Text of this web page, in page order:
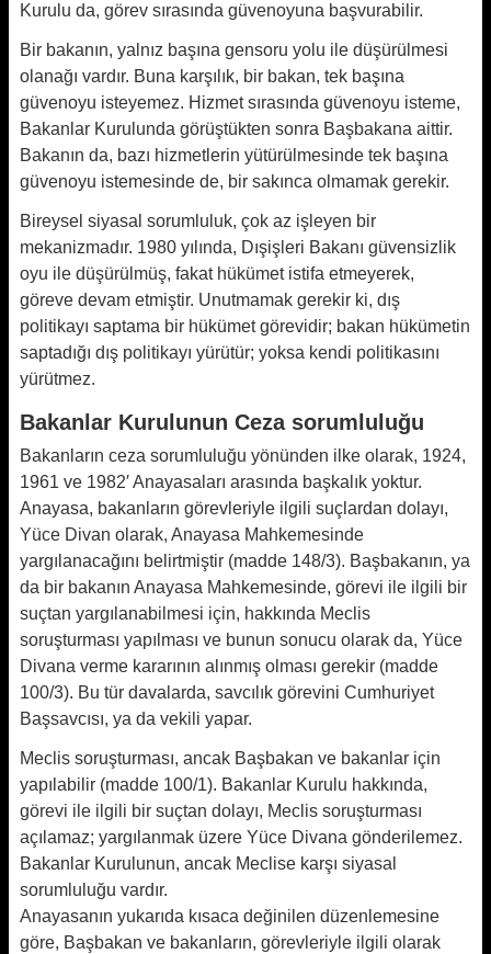
Kurulu da, görev sırasında güvenoyuna başvurabilir.
Bir bakanın, yalnız başına gensoru yolu ile düşürülmesi
olanağı vardır. Buna karşılık, bir bakan, tek başına
güvenoyu isteyemez. Hizmet sırasında güvenoyu isteme,
Bakanlar Kurulunda görüştükten sonra Başbakana aittir.
Bakanın da, bazı hizmetlerin yütürülmesinde tek başına
güvenoyu istemesinde de, bir sakınca olmamak gerekir.
Bireysel siyasal sorumluluk, çok az işleyen bir
mekanizmadır. 1980 yılında, Dışişleri Bakanı güvensizlik
oyu ile düşürülmüş, fakat hükümet istifa etmeyerek,
göreve devam etmiştir. Unutmamak gerekir ki, dış
politikayı saptama bir hükümet görevidir; bakan hükümetin
saptadığı dış politikayı yürütür; yoksa kendi politikasını
yürütmez.
Bakanlar Kurulunun Ceza sorumluluğu
Bakanların ceza sorumluluğu yönünden ilke olarak, 1924,
1961 ve 1982′ Anayasaları arasında başkalık yoktur.
Anayasa, bakanların görevleriyle ilgili suçlardan dolayı,
Yüce Divan olarak, Anayasa Mahkemesinde
yargılanacağını belirtmiştir (madde 148/3). Başbakanın, ya
da bir bakanın Anayasa Mahkemesinde, görevi ile ilgili bir
suçtan yargılanabilmesi için, hakkında Meclis
soruşturması yapılması ve bunun sonucu olarak da, Yüce
Divana verme kararının alınmış olması gerekir (madde
100/3). Bu tür davalarda, savcılık görevini Cumhuriyet
Başsavcısı, ya da vekili yapar.
Meclis soruşturması, ancak Başbakan ve bakanlar için
yapılabilir (madde 100/1). Bakanlar Kurulu hakkında,
görevi ile ilgili bir suçtan dolayı, Meclis soruşturması
açılamaz; yargılanmak üzere Yüce Divana gönderilemez.
Bakanlar Kurulunun, ancak Meclise karşı siyasal
sorumluluğu vardır.
Anayasanın yukarıda kısaca değinilen düzenlemesine
göre, Başbakan ve bakanların, görevleriyle ilgili olarak